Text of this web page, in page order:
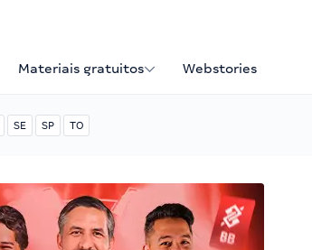
Materiais gratuitos Webstories
SE SP TO